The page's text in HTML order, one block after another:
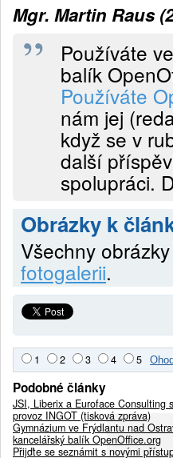
Mgr. Martin Raus
Používáte
balík
Používáte
nám jej (
když se v
další
spolupráci.
Obrázky k
Všechny
fotogalerii.
1 2 3 4 5
Podobné články
JSI, Liberix a Euroface Consulting
provoz INGOT (tisková zpráva)
Gymnázium ve Frýdlantu nad
kancelářský balík OpenOffice.org
Přijďte se seznámit s novými